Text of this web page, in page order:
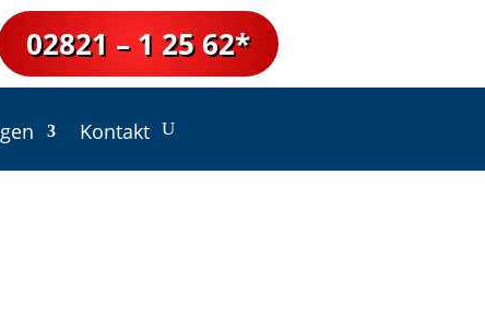
02821 – 1 25 62*
Kontakt